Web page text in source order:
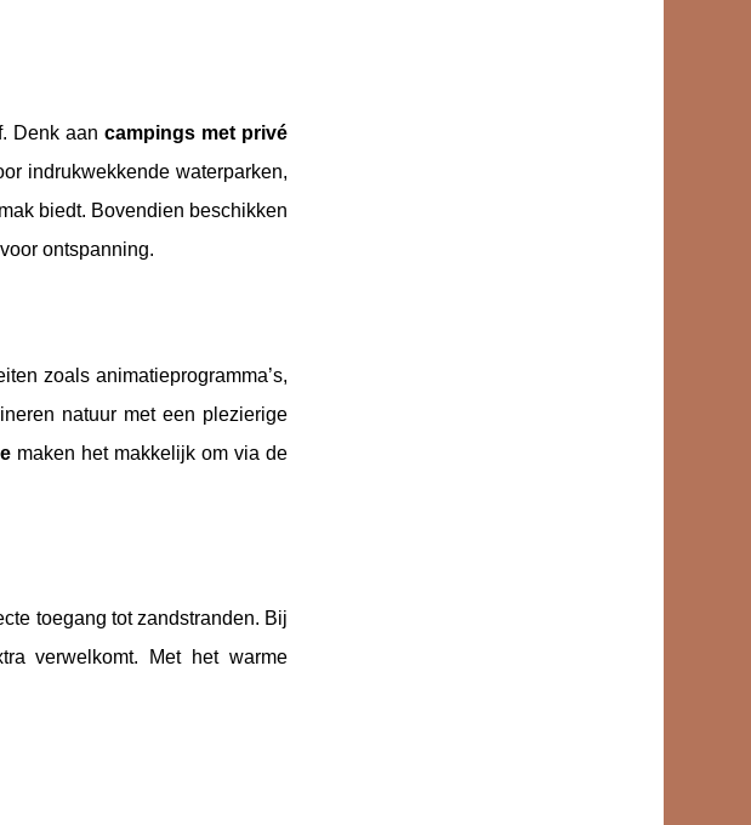
Denk aan campings met privé
indrukwekkende waterparken,
biedt. Bovendien beschikken
ontspanning.
zoals animatieprogramma’s,
natuur met een plezierige
maken het makkelijk om via de
toegang tot zandstranden. Bij
verwelkomt. Met het warme